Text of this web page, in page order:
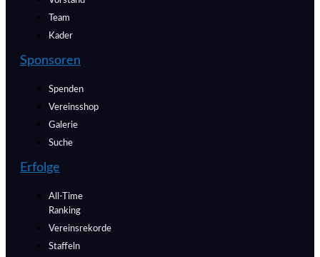
Team
Kader
Sponsoren
Spenden
Vereinsshop
Galerie
Suche
Erfolge
All-Time
Ranking
Vereinsrekorde
Staffeln